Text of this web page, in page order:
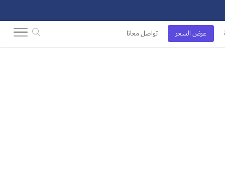
عرض السعر تواصل معانا